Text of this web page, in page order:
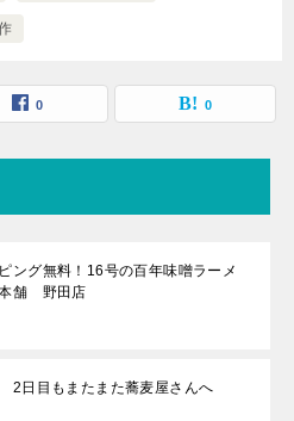
0 0
ング無料！16号の百年味噌ラーメ
舗 野田店
2日目もまたまた蕎麦屋さんへ